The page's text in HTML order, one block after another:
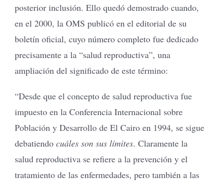
posterior inclusión. Ello quedó demostrado cuando,
en el 2000, la OMS publicó en el editorial de su
boletín oficial, cuyo número completo fue dedicado
precisamente a la “salud reproductiva”, una
ampliación del significado de este término:
“Desde que el concepto de salud reproductiva fue
impuesto en la Conferencia Internacional sobre
Población y Desarrollo de El Cairo en 1994, se sigue
debatiendo cuáles son sus límites. Claramente la
salud reproductiva se refiere a la prevención y el
tratamiento de las enfermedades, pero también a las